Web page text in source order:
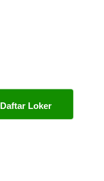
Daftar Loker